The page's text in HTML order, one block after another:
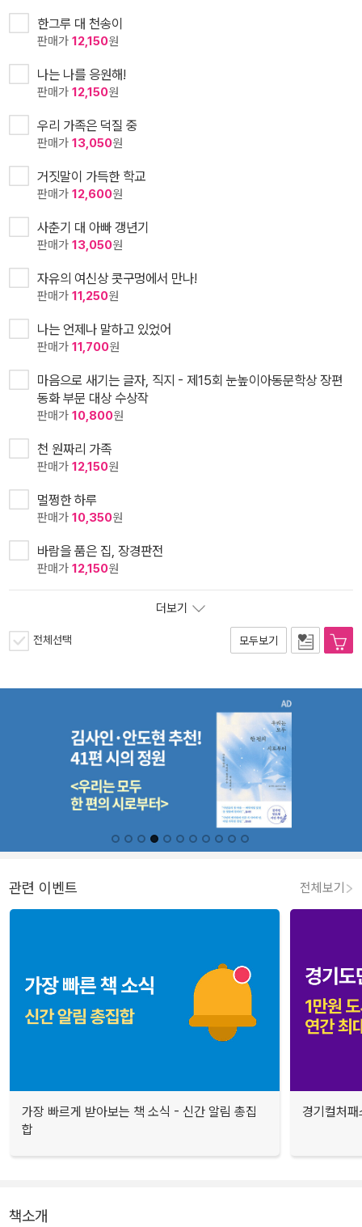
한그루 대 천송이
판매가 12,150원
나는 나를 응원해!
판매가 12,150원
우리 가족은 덕질 중
판매가 13,050원
거짓말이 가득한 학교
판매가 12,600원
사춘기 대 아빠 갱년기
판매가 13,050원
자유의 여신상 콧구멍에서 만나!
판매가 11,250원
나는 언제나 말하고 있었어
판매가 11,700원
마음으로 새기는 글자, 직지 - 제15회 눈높이아동문학상 장편
동화 부문 대상 수상작
판매가 10,800원
천 원짜리 가족
판매가 12,150원
멀쩡한 하루
판매가 10,350원
바람을 품은 집, 장경판전
판매가 12,150원
더보기
전체선택 모두보기
관련 이벤트 전체보기
가장 빠르게 받아보는 책 소식 - 신간 알림 총집
합
경기컬처
책소개